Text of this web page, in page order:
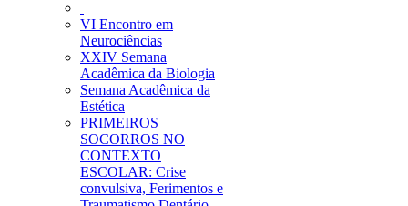
VI Encontro em
Neurociências
XXIV Semana
Acadêmica da Biologia
Semana Acadêmica da
Estética
PRIMEIROS
SOCORROS NO
CONTEXTO
ESCOLAR: Crise
convulsiva, Ferimentos e